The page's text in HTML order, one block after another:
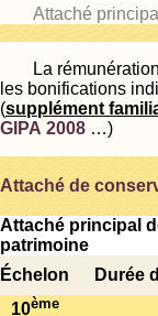
Attaché
La
les bonifications
(supplément
GIPA 2008 …)
Attaché de
Attaché principal
patrimoine
Échelon Durée
10ème